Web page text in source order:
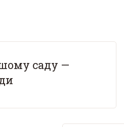
саду —